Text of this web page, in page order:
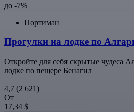
до -7%
Портиман
Прогулки на лодке по
Откройте для себя скрытые чудеса
лодке по пещере Бенагил
4,7 (2 621)
От
17,34 $